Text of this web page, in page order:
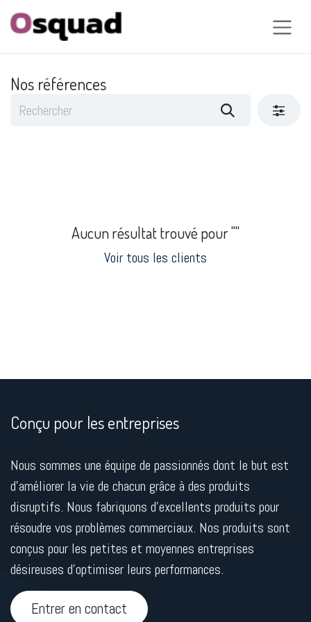
Se rendre au contenu
Nos références
Aucun résultat trouvé pour ""
Voir tous les clients
Conçu pour les entreprises
Nous sommes une équipe de passionnés dont le but est
d'améliorer la vie de chacun grâce à des produits
disruptifs. Nous fabriquons d'excellents produits pour
résoudre vos problèmes commerciaux. Nos produits sont
conçus pour les petites et moyennes entreprises
désireuses d'optimiser leurs performances.
Entrer en contact